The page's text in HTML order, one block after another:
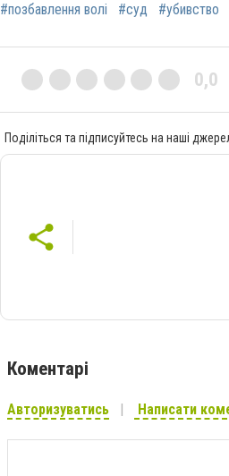
#позбавлення волі #суд #убивство
0,0
Поділіться та підписуйтесь на наші
Коментарі
Авторизуватись Написати